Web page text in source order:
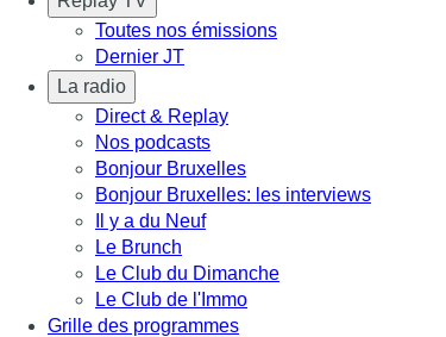
Toutes nos émissions
Dernier JT
La radio
Direct & Replay
Nos podcasts
Bonjour Bruxelles
Bonjour Bruxelles: les interviews
Il y a du Neuf
Le Brunch
Le Club du Dimanche
Le Club de l'Immo
Grille des programmes